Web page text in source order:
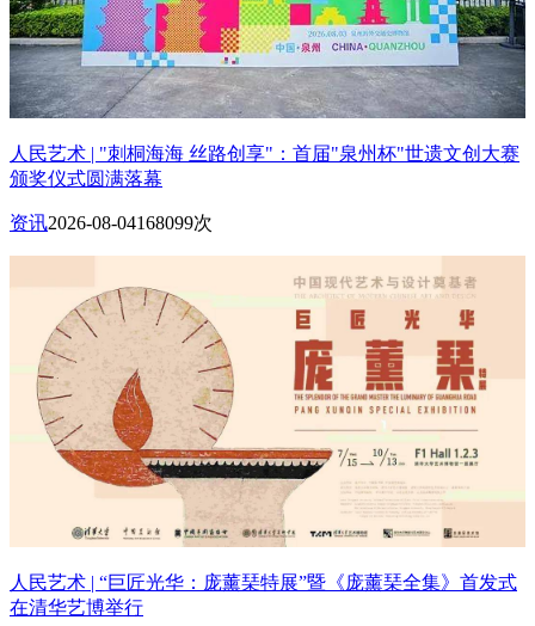
人民艺术 | "刺桐海海 丝路创享"：首届"泉州杯"世遗文创大赛
颁奖仪式圆满落幕
资讯2026-08-04168099次
人民艺术 | “巨匠光华：庞薰琹特展”暨《庞薰琹全集》首发式
在清华艺博举行